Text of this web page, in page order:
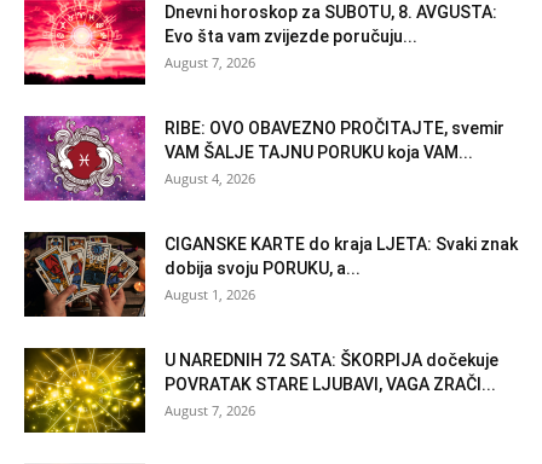
Dnevni horoskop za SUBOTU, 8. AVGUSTA:
Evo šta vam zvijezde poručuju...
August 7, 2026
RIBE: OVO OBAVEZNO PROČITAJTE, svemir
VAM ŠALJE TAJNU PORUKU koja VAM...
August 4, 2026
CIGANSKE KARTE do kraja LJETA: Svaki znak
dobija svoju PORUKU, a...
August 1, 2026
U NAREDNIH 72 SATA: ŠKORPIJA dočekuje
POVRATAK STARE LJUBAVI, VAGA ZRAČI...
August 7, 2026